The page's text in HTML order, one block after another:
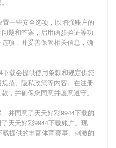
一些安全选项，以增强账户的
题和答案，启用两步验证等功
项，并妥善保管相关信息，确
下载会提供使用条款和规定供您
范、隐私政策等内容。在注册
，并确保您同意并愿意遵守。
并同意了天天好彩9944下载的
天天好彩9944下载账户。现
载提供的丰富体育赛事、刺激的